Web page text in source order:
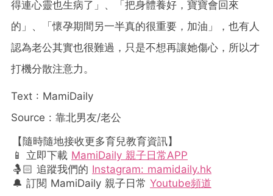
得連心靈也生病了」、「把身體養好，寶寶會回來
的」、「懷孕期間另一半真的很重要，加油」，也有人
認為老公其實也很難過，只是不想再讓她傷心，所以才
打機分散注意力。
Text : MamiDaily
Source : 靠北男友/老公
【隨時隨地接收更多育兒教育資訊】
📱 立即下載 MamiDaily 親子日常APP
🤱🏻 追蹤我們的 Instagram: mamidaily.hk
🔔 訂閱 MamiDaily 親子日常 Youtube頻道